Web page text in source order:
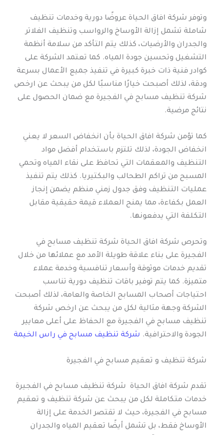
وتوفر شركة افاق الحياة عروضًا دورية وخدمات تنظيف
شاملة تشمل إزالة الأوساخ والرواسب وتنظيف الفلاتر
والجدران والأرضيات، كذلك يتم التأكد من سلامة أنظمة
التشغيل وتحسين جودة المياه. كما تعتمد الشركة على
كوادر فنية ذات خبرة كبيرة في تنفيذ جميع الأعمال بسرعة
ودقة، لذلك أصبحت خيارًا مناسبًا لكل من يبحث عن ارخص
شركة تنظيف مسابح في الفجيرة مع ضمان الحصول على
نتائج مرضية.
كما تؤمن شركة افاق الحياة بأن انخفاض السعر لا يعني
انخفاض الجودة، لذلك تلتزم باستخدام أفضل مواد
التنظيف والمعقمات التي تحافظ على نقاء المياه وتحمي
المسبح من تراكم الطحالب والبكتيريا. كذلك يتم تنفيذ
عمليات التنظيف وفق جدول زمني منظم يضمن إنجاز
العمل بكفاءة، مما يمنح العملاء قيمة حقيقية مقابل
التكلفة التي يدفعونها.
وتحرص شركة افاق الحياة شركة تنظيف مسابح في
الفجيرة على بناء علاقة طويلة الأمد مع عملائها من خلال
تقديم خدمات موثوقة وأسعار تنافسية وخدمة عملاء
متميزة. كما يتم توفير باقات تنظيف دورية تناسب
احتياجات أصحاب المسابح الخاصة والعامة، لذلك أصبحت
الشركة وجهة مثالية لكل من يبحث عن ارخص شركة
تنظيف مسابح في الفجيرة مع الحفاظ على أعلى معايير
الجودة والاحترافية. شركة تنظيف مسابح في راس الخيمة
شركة تنظيف و تعقيم مسابح في الفجيرة
تقدم شركة افاق الحياة شركة تنظيف مسابح في الفجيرة
خدمات متكاملة لكل من يبحث عن شركة تنظيف و تعقيم
مسابح في الفجيرة، حيث لا تقتصر الخدمة على إزالة
الأوساخ فقط، بل تشمل أيضًا تعقيم المياه والجدران